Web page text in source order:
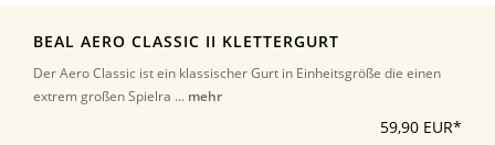
BEAL AERO CLASSIC II KLETTERGURT
Der Aero Classic ist ein klassischer Gurt in Einheitsgröße die einen
extrem großen Spielra ... mehr
59,90 EUR*